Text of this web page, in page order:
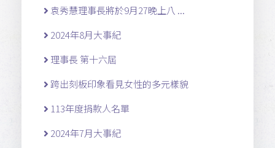
袁秀慧理事長將於9月27晚上八 ...
2024年8月大事紀
理事長 第十六屆
跨出刻板印象看見女性的多元樣貌
113年度捐款人名單
2024年7月大事紀